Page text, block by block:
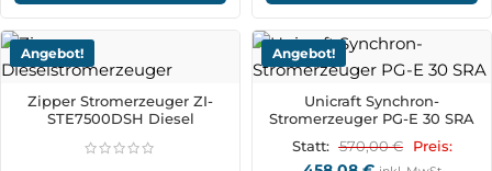
Angebot!
Zipper Stromerzeuger ZI-
STE7500DSH Diesel
Angebot!
Unicraft Synchron-
Stromerzeuger PG-E 30 SRA
Statt: 570,00€ Preis: